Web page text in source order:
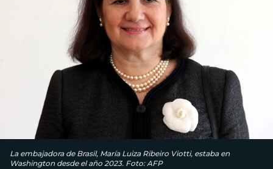
La embajadora de Brasil, María Luiza Ribeiro Viotti, estaba en
Washington desde el año 2023. Foto: AFP